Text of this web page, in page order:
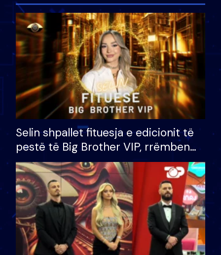
Selin shpallet fituesja e edicionit të
pestë të Big Brother VIP, rrëmben
çmimin e madh prej 100 mijë eurosh